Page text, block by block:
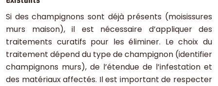
Si des champignons sont déjà présents (moisissures
murs maison), il est nécessaire d’appliquer des
traitements curatifs pour les éliminer. Le choix du
traitement dépend du type de champignon (identifier
champignons murs), de l’étendue de l’infestation et
des matériaux affectés. Il est important de respecter